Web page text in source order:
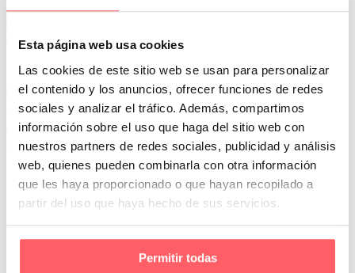
Esta página web usa cookies
Las cookies de este sitio web se usan para personalizar
el contenido y los anuncios, ofrecer funciones de redes
sociales y analizar el tráfico. Además, compartimos
información sobre el uso que haga del sitio web con
nuestros partners de redes sociales, publicidad y análisis
web, quienes pueden combinarla con otra información
que les haya proporcionado o que hayan recopilado a
partir del uso que haya hecho de sus servicios.
Permitir todas
0
Por San Mar Trucos y consejos
26 Mar:Cortinas para habitaciones o salones
pequeños: cómo elegirlas
Cuando se trata de decorar habitaciones o salones pequeños, cada
detalle cuenta para optimizar el espacio y aportar sensación de…